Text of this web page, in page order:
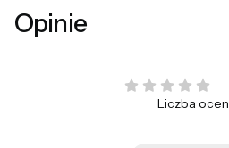
Opinie
Liczba